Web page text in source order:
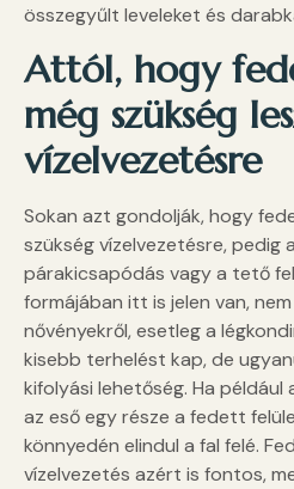
összegyűlt leveleket és
Attól, hogy
még szükség
vízelvezetésre
Sokan azt gondolják, hogy
szükség vízelvezetésre, pedig
párakicsapódás vagy a tető
formájában itt is jelen van,
nővényekről, esetleg a
kisebb terhelést kap, de
kifolyási lehetőség. Ha például
az eső egy része a fedett
könnyedén elindul a fal felé.
vízelvezetés azért is fontos,